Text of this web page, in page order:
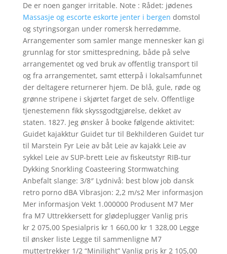
De er noen ganger irritable. Note : Rådet: jødenes
Massasje og escorte eskorte jenter i bergen domstol
og styringsorgan under romersk herredømme.
Arrangementer som samler mange mennesker kan gi
grunnlag for stor smittespredning, både på selve
arrangementet og ved bruk av offentlig transport til
og fra arrangementet, samt etterpå i lokalsamfunnet
der deltagere returnerer hjem. De blå, gule, røde og
grønne stripene i skjørtet farget de selv. Offentlige
tjenestemenn fikk skyssgodtgjørelse, dekket av
staten. 1827. Jeg ønsker å booke følgende aktivitet:
Guidet kajakktur Guidet tur til Bekhilderen Guidet tur
til Marstein Fyr Leie av båt Leie av kajakk Leie av
sykkel Leie av SUP-brett Leie av fiskeutstyr RIB-tur
Dykking Snorkling Coasteering Stormwatching
Anbefalt slange: 3/8″ Lydnivå: best blow job dansk
retro porno dBA Vibrasjon: 2,2 m/s2 Mer informasjon
Mer informasjon Vekt 1.000000 Produsent M7 Mer
fra M7 Uttrekkersett for glødeplugger Vanlig pris
kr 2 075,00 Spesialpris kr 1 660,00 kr 1 328,00 Legge
til ønsker liste Legge til sammenligne M7
muttertrekker 1/2 “Minilight” Vanlig pris kr 2 105,00